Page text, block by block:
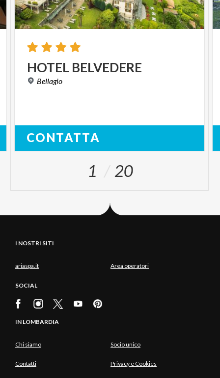
HOTEL BELVEDERE
Bellagio
CONTATTA
1 20
I NOSTRI SITI
ariaspa.it Area operatori
SOCIAL
IN LOMBARDIA
Chi siamo Socio unico
Contatti Privacy e Cookies